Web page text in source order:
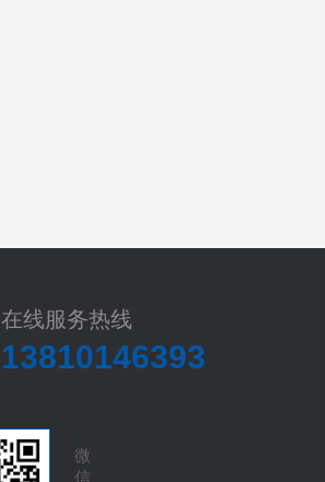
在线服务热线
13810146393
微
信